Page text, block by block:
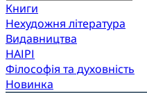
Книги
Нехудожня література
Видавництва
НАІРІ
Філософія та духовність
Новинка